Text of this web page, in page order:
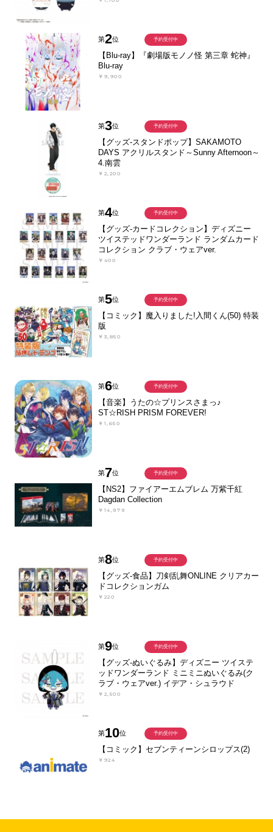
第2位
【Blu-ray】『劇場版モノノ怪 第三章 蛇神』
Blu-ray
￥9,900
予約受付中
第3位
【グッズ-スタンドポップ】SAKAMOTO
DAYS アクリルスタンド～Sunny Afternoon～
4.南雲
￥2,200
予約受付中
第4位
【グッズ-カードコレクション】ディズニー
ツイステッドワンダーランド ランダムカード
コレクション クラブ・ウェアver.
￥400
予約受付中
第5位
【コミック】魔入りました!入間くん(50) 特装
版
￥3,850
予約受付中
第6位
【音楽】うたの☆プリンスさまっ♪
ST☆RISH PRISM FOREVER!
￥1,650
予約受付中
第7位
【NS2】ファイアーエムブレム 万紫千紅
Dagdan Collection
￥14,979
予約受付中
第8位
【グッズ-食品】刀剣乱舞ONLINE クリアカー
ドコレクションガム
￥220
予約受付中
第9位
【グッズ-ぬいぐるみ】ディズニー ツイステ
ッドワンダーランド ミニミニぬいぐるみ(ク
ラブ・ウェアver.) イデア・シュラウド
￥2,500
予約受付中
第10位
【コミック】セブンティーンシロップス(2)
￥924
予約受付中